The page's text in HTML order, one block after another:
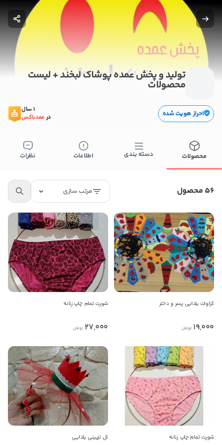
تولید و پخش عمده پوشاک لبخند + لیست
محصولات
احراز هویت شده
1 سال
درعمدباکس
محصولات دسته بندی اطلاعات نظرات
56 محصول مرتب سازی
کراوات یلدایی پسر و دختر
19,000 تومان
شورت تمام چاپ زنانه
27,000 تومان
شورت تمام چاپ زنانه تل تزیینی یلدایی